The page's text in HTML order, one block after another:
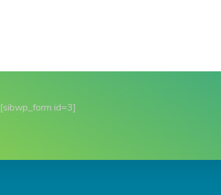
[sibwp_form id=3]